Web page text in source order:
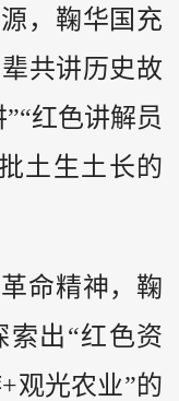
，鞠华国充
共讲历史故
红色讲解员
土生土长的
命精神，鞠
索出“红色资
观光农业”的